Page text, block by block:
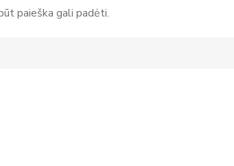
paieška gali padėti.